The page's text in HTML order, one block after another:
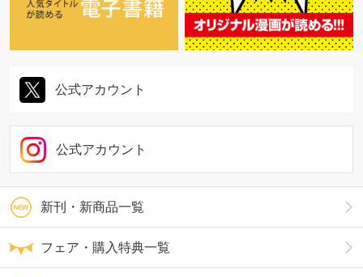
新刊・新商品一覧
フェア・購入特典一覧
公式アカウント
公式アカウント